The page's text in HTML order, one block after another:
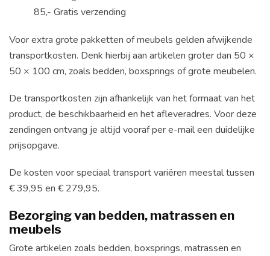
85,- Gratis verzending
Voor extra grote pakketten of meubels gelden afwijkende
transportkosten. Denk hierbij aan artikelen groter dan 50 ×
50 × 100 cm, zoals bedden, boxsprings of grote meubelen.
De transportkosten zijn afhankelijk van het formaat van het
product, de beschikbaarheid en het afleveradres. Voor deze
zendingen ontvang je altijd vooraf per e-mail een duidelijke
prijsopgave.
De kosten voor speciaal transport variëren meestal tussen
€ 39,95 en € 279,95.
Bezorging van bedden, matrassen en
meubels
Grote artikelen zoals bedden, boxsprings, matrassen en